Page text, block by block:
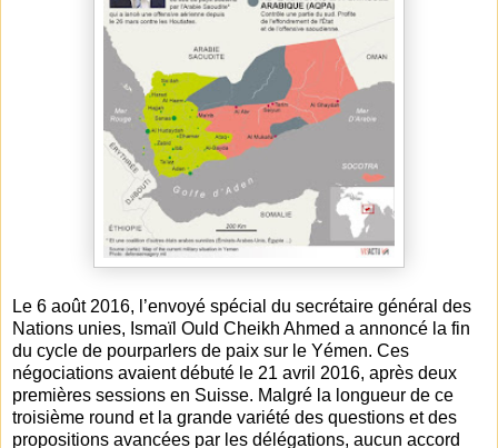
Le 6 août 2016, l’envoyé spécial du secrétaire général des
Nations unies, Ismaïl Ould Cheikh Ahmed a annoncé la fin
du cycle de pourparlers de paix sur le Yémen. Ces
négociations avaient débuté le 21 avril 2016, après deux
premières sessions en Suisse. Malgré la longueur de ce
troisième round et la grande variété des questions et des
propositions avancées par les délégations, aucun accord